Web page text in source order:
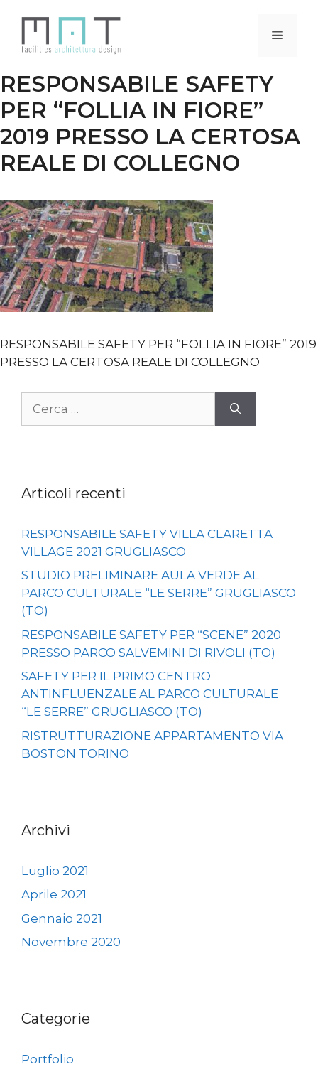
contenuto
Menu
RESPONSABILE SAFETY
PER “FOLLIA IN FIORE”
2019 PRESSO LA CERTOSA
REALE DI COLLEGNO
RESPONSABILE SAFETY PER “FOLLIA IN FIORE” 2019
PRESSO LA CERTOSA REALE DI COLLEGNO
per:
Articoli recenti
RESPONSABILE SAFETY VILLA CLARETTA
VILLAGE 2021 GRUGLIASCO
STUDIO PRELIMINARE AULA VERDE AL
PARCO CULTURALE “LE SERRE” GRUGLIASCO
(TO)
RESPONSABILE SAFETY PER “SCENE” 2020
PRESSO PARCO SALVEMINI DI RIVOLI (TO)
SAFETY PER IL PRIMO CENTRO
ANTINFLUENZALE AL PARCO CULTURALE
“LE SERRE” GRUGLIASCO (TO)
RISTRUTTURAZIONE APPARTAMENTO VIA
BOSTON TORINO
Archivi
Luglio 2021
Aprile 2021
Gennaio 2021
Novembre 2020
Categorie
Portfolio